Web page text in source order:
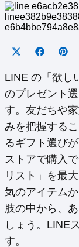
Share
X
(Twitter)
Share
LINE の「欲し
のプレゼント
す。友だちや
みを把握する
るギフト選び
ストアで購入
リスト」を最
気のアイテム
肢の中から、
しょう。LINE
す。